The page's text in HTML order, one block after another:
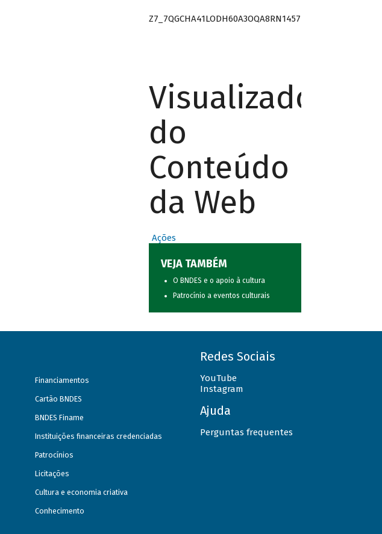
Z7_7QGCHA41LODH60A3OQA8RN1457
Visualizador
do
Conteúdo
da Web
Ações
VEJA TAMBÉM
O BNDES e o apoio à cultura
Patrocínio a eventos culturais
Financiamentos
Cartão BNDES
BNDES Finame
Instituições financeiras credenciadas
Patrocínios
Licitações
Cultura e economia criativa
Conhecimento
Redes Sociais
YouTube
Instagram
Ajuda
Perguntas frequentes